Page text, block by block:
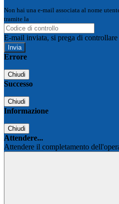
Non hai una e-mail associata al nome
tramite la
E-mail inviata, si prega di
Errore
Chiudi
Successo
Chiudi
Informazione
Chiudi
Attendere...
Attendere il completamento